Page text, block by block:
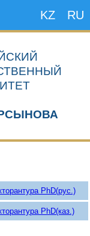
KZ RU
PhD(рус.)
PhD(каз.)